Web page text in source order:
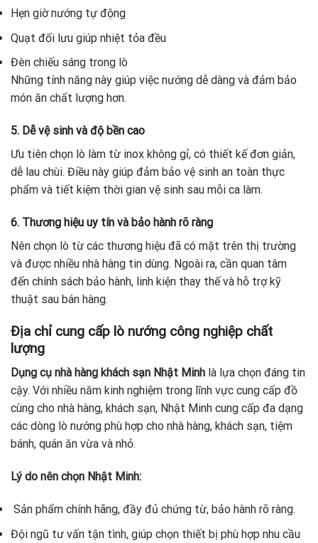
Hẹn giờ nướng tự động
Quạt đối lưu giúp nhiệt tỏa đều
Đèn chiếu sáng trong lò
Những tính năng này giúp việc nướng dễ dàng và đảm bảo
món ăn chất lượng hơn.
5. Dễ vệ sinh và độ bền cao
Ưu tiên chọn lò làm từ inox không gỉ, có thiết kế đơn giản,
dễ lau chùi. Điều này giúp đảm bảo vệ sinh an toàn thực
phẩm và tiết kiệm thời gian vệ sinh sau mỗi ca làm.
6. Thương hiệu uy tín và bảo hành rõ ràng
Nên chọn lò từ các thương hiệu đã có mặt trên thị trường
và được nhiều nhà hàng tin dùng. Ngoài ra, cần quan tâm
đến chính sách bảo hành, linh kiện thay thế và hỗ trợ kỹ
thuật sau bán hàng.
Địa chỉ cung cấp lò nướng công nghiệp chất
lượng
Dụng cụ nhà hàng khách sạn Nhật Minh là lựa chọn đáng tin
cậy. Với nhiều năm kinh nghiệm trong lĩnh vực cung cấp đồ
cùng cho nhà hàng, khách sạn, Nhật Minh cung cấp đa dạng
các dòng lò nướng phù hợp cho nhà hàng, khách sạn, tiệm
bánh, quán ăn vừa và nhỏ.
Lý do nên chọn Nhật Minh:
Sản phẩm chính hãng, đầy đủ chứng từ, bảo hành rõ ràng.
Đội ngũ tư vấn tận tình, giúp chọn thiết bị phù hợp nhu cầu